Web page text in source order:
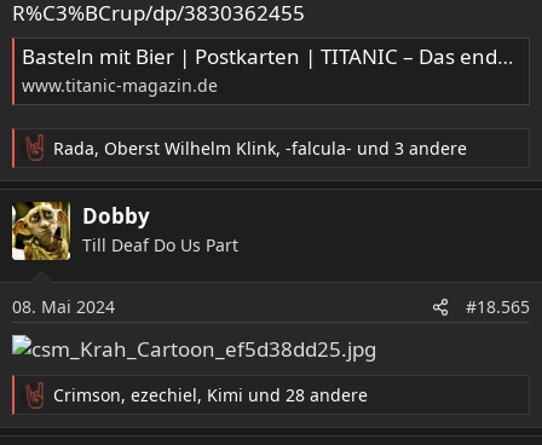
R%C3%BCrup/dp/3830362455
Basteln mit Bier | Postkarten | TITANIC – Das endgültige Satiremagazin
www.titanic-magazin.de
R
e
a
k
t
n
e
Rada, Oberst Wilhelm Klink, -falcula- und 3 andere
Dobby
Till Deaf Do Us Part
08. Mai 2024 #18.565
R
e
Crimson, ezechiel, Kimi und 28 andere